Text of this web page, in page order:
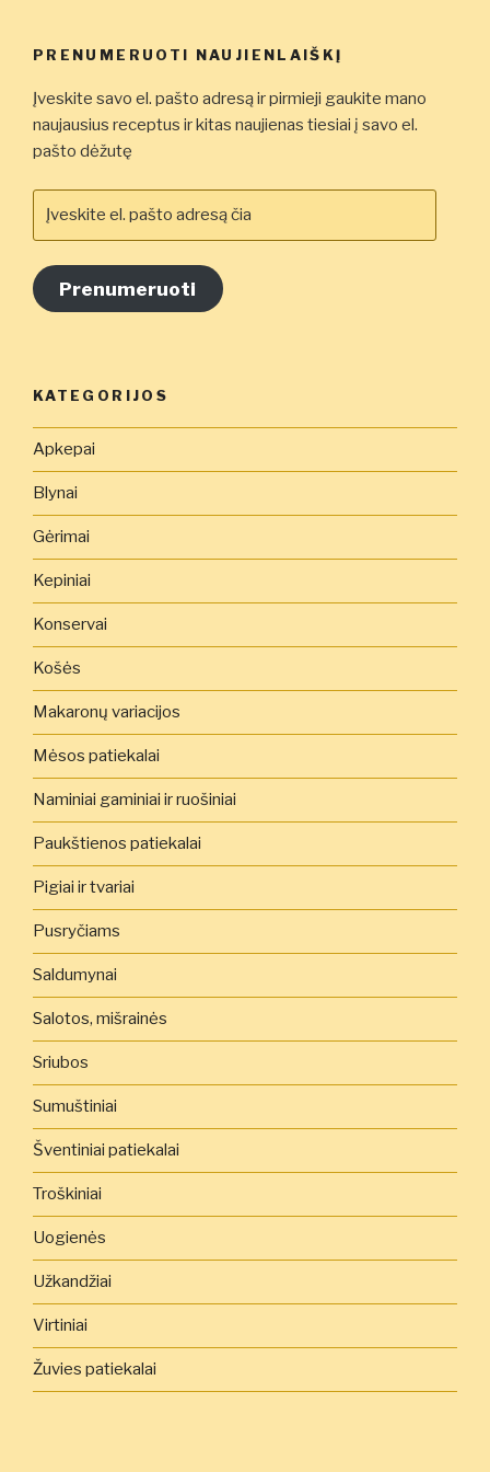
PRENUMERUOTI NAUJIENLAIŠKĮ
Įveskite savo el. pašto adresą ir pirmieji gaukite mano
naujausius receptus ir kitas naujienas tiesiai į savo el.
pašto dėžutę
el.
adresą
čia
Prenumeruoti
KATEGORIJOS
Apkepai
Blynai
Gėrimai
Kepiniai
Konservai
Košės
Makaronų variacijos
Mėsos patiekalai
Naminiai gaminiai ir ruošiniai
Paukštienos patiekalai
Pigiai ir tvariai
Pusryčiams
Saldumynai
Salotos, mišrainės
Sriubos
Sumuštiniai
Šventiniai patiekalai
Troškiniai
Uogienės
Užkandžiai
Virtiniai
Žuvies patiekalai